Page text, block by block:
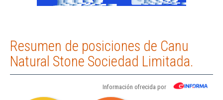
Resumen de posiciones de Canu
Natural Stone Sociedad Limitada.
Información ofrecida por